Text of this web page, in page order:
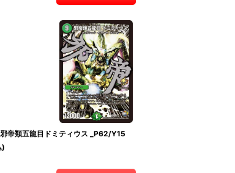
邪帝類五龍目ドミティウス _P62/Y15
)